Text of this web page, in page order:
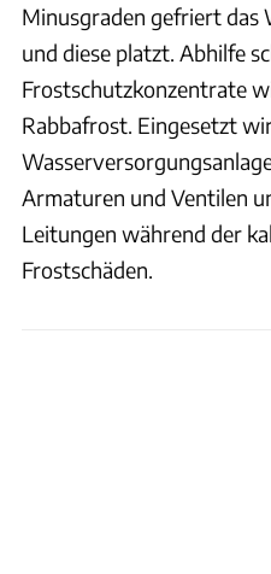
Minusgraden gefriert das
und diese platzt. Abhilfe
Frostschutzkonzentrate
Rabbafrost. Eingesetzt
Armaturen und Ventilen
Leitungen während der
Frostschäden.